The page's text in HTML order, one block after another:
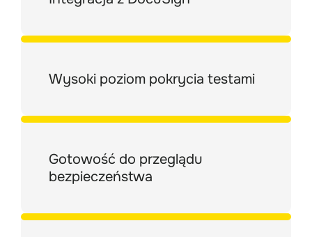
Wysoki poziom pokrycia testami
Gotowość do przeglądu
bezpieczeństwa